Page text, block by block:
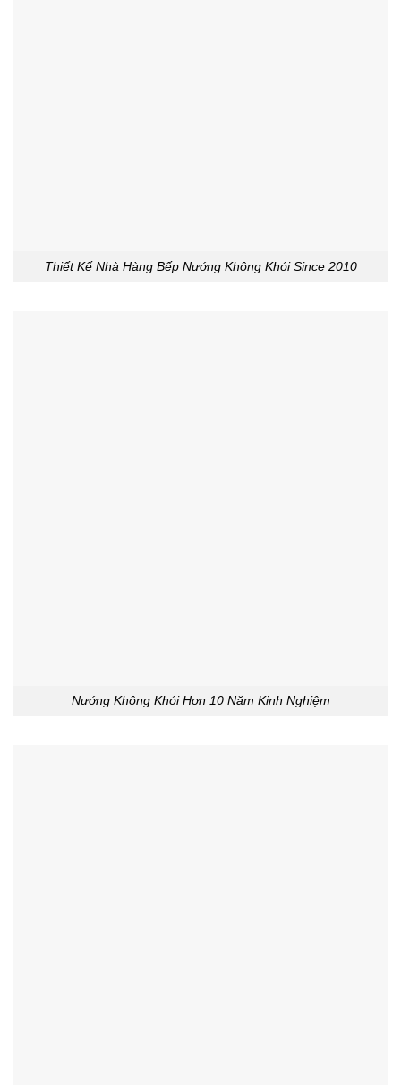
Thiết Kế Nhà Hàng Bếp Nướng Không Khói Since 2010
Nướng Không Khói Hơn 10 Năm Kinh Nghiệm